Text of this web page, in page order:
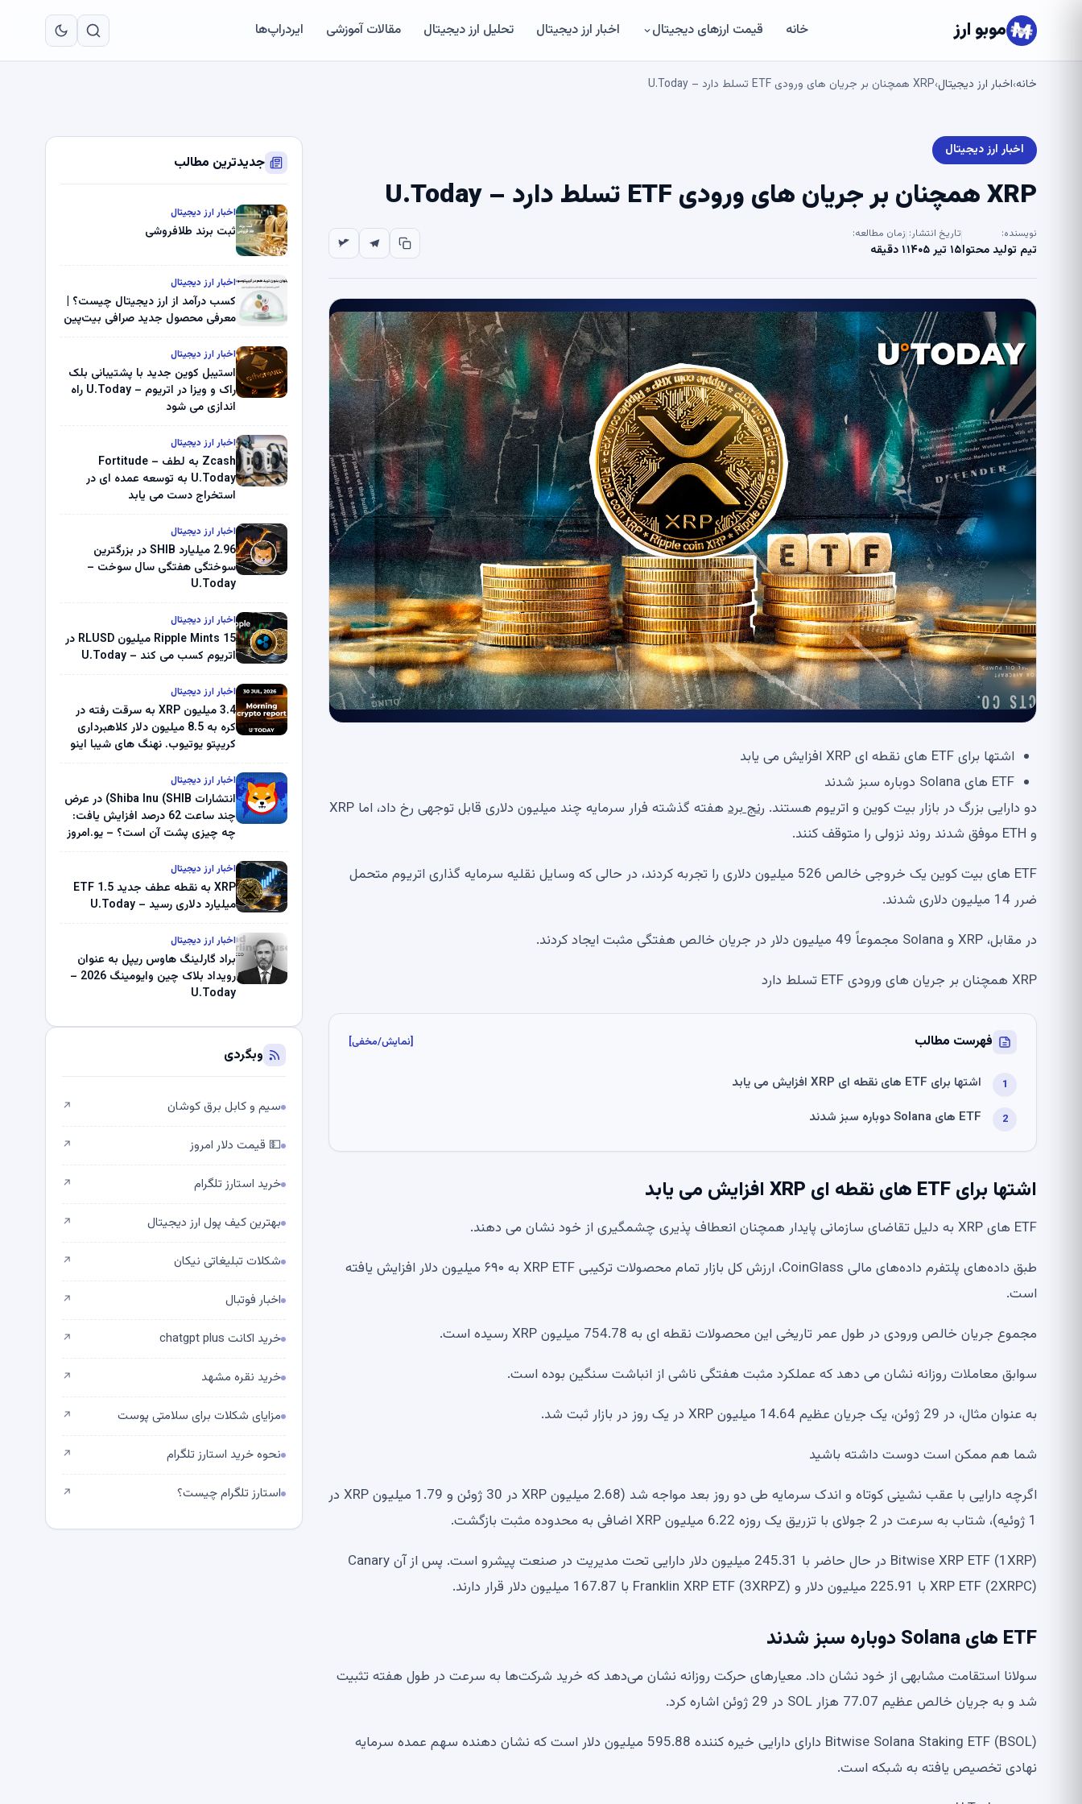
موبو ارز خانه قیمت ارزهای دیجیتال اخبار ارز دیجیتال تحلیل ارز دیجیتال مقالات آموزشی ایردراپ‌ها
خانه›اخبار ارز دیجیتال›XRP همچنان بر جریان های ورودی ETF تسلط دارد – U.Today
اخبار ارز دیجیتال
XRP همچنان بر جریان های ورودی ETF تسلط دارد – U.Today
نویسنده:
تیم تولید محتوا
تاریخ انتشار:
۱۵ تیر ۱۴۰۵
زمان مطالعه:
۱ دقیقه
اشتها برای ETF های نقطه ای XRP افزایش می یابد
ETF های Solana دوباره سبز شدند
دو دارایی بزرگ در بازار بیت کوین و اتریوم هستند. رنج برد
هفته گذشته فرار سرمایه چند میلیون دلاری قابل توجهی رخ داد، اما XRP
و ETH موفق شدند روند نزولی را متوقف کنند.
ETF های بیت کوین یک خروجی خالص 526 میلیون دلاری را تجربه کردند، در حالی که وسایل نقلیه سرمایه گذاری اتریوم متحمل
ضرر 14 میلیون دلاری شدند.
در مقابل، XRP و Solana مجموعاً 49 میلیون دلار در جریان خالص هفتگی مثبت ایجاد کردند.
XRP همچنان بر جریان های ورودی ETF تسلط دارد
فهرست مطالب [نمایش/مخفی]
اشتها برای ETF های نقطه ای XRP افزایش می یابد
ETF های Solana دوباره سبز شدند
اشتها برای ETF های نقطه ای XRP افزایش می یابد
ETF های XRP به دلیل تقاضای سازمانی پایدار همچنان انعطاف پذیری چشمگیری از خود نشان می دهند.
طبق داده‌های پلتفرم داده‌های مالی CoinGlass، ارزش کل بازار تمام محصولات ترکیبی XRP ETF به ۶۹۰ میلیون دلار افزایش یافته
است.
مجموع جریان خالص ورودی در طول عمر تاریخی این محصولات نقطه ای به 754.78 میلیون XRP رسیده است.
سوابق معاملات روزانه نشان می دهد که عملکرد مثبت هفتگی ناشی از انباشت سنگین بوده است.
به عنوان مثال، در 29 ژوئن، یک جریان عظیم 14.64 میلیون XRP در یک روز در بازار ثبت شد.
شما هم ممکن است دوست داشته باشید
اگرچه دارایی با عقب نشینی کوتاه و اندک سرمایه طی دو روز بعد مواجه شد (2.68 میلیون XRP در 30 ژوئن و 1.79 میلیون XRP در
1 ژوئیه)، شتاب به سرعت در 2 جولای با تزریق یک روزه 6.22 میلیون XRP اضافی به محدوده مثبت بازگشت.
Bitwise XRP ETF (1XRP) در حال حاضر با 245.31 میلیون دلار دارایی تحت مدیریت در صنعت پیشرو است. پس از آن Canary
XRP ETF (2XRPC) با 225.91 میلیون دلار و Franklin XRP ETF (3XRPZ) با 167.87 میلیون دلار قرار دارند.
ETF های Solana دوباره سبز شدند
سولانا استقامت مشابهی از خود نشان داد. معیارهای حرکت روزانه نشان می‌دهد که خرید شرکت‌ها به سرعت در طول هفته تثبیت
شد و به جریان خالص عظیم 77.07 هزار SOL در 29 ژوئن اشاره کرد.
Bitwise Solana Staking ETF (BSOL) دارای دارایی خیره کننده 595.88 میلیون دلار است که نشان دهنده سهم عمده سرمایه
نهادی تخصیص یافته به شبکه است.
جدیدترین مطالب
اخبار ارز دیجیتال
ثبت برند طلافروشی
اخبار ارز دیجیتال
کسب درآمد از ارز دیجیتال چیست؟ |
معرفی محصول جدید صرافی بیت‌پین
اخبار ارز دیجیتال
استیبل کوین جدید با پشتیبانی بلک
راک و ویزا در اتریوم – U.Today راه
اندازی می شود
اخبار ارز دیجیتال
Zcash به لطف Fortitude –
U.Today به توسعه عمده ای در
استخراج دست می یابد
اخبار ارز دیجیتال
2.96 میلیارد SHIB در بزرگترین
سوختگی هفتگی سال سوخت –
U.Today
اخبار ارز دیجیتال
Ripple Mints 15 میلیون RLUSD در
اتریوم کسب می کند – U.Today
اخبار ارز دیجیتال
3.4 میلیون XRP به سرقت رفته در
کره به 8.5 میلیون دلار کلاهبرداری
کریپتو یوتیوب. نهنگ های شیبا اینو
میلیون دلار U-Turn در بیت کوین را
ثبت کرد – گزارش کریپتو صبح –
U.Today
اخبار ارز دیجیتال
انتشارات Shiba Inu (SHIB) در عرض
چند ساعت 62 درصد افزایش یافت:
چه چیزی پشت آن است؟ – یو.امروز
اخبار ارز دیجیتال
XRP به نقطه عطف جدید ETF 1.5
میلیارد دلاری رسید – U.Today
اخبار ارز دیجیتال
براد گارلینگ هاوس ریپل به عنوان
رویداد بلاک چین وایومینگ 2026 –
U.Today
وبگردی
سیم و کابل برق کوشان ↗
💵 قیمت دلار امروز ↗
خرید استارز تلگرام ↗
بهترین کیف پول ارز دیجیتال ↗
شکلات تبلیغاتی نیکان ↗
اخبار فوتبال ↗
خرید اکانت chatgpt plus ↗
خرید نقره مشهد ↗
مزایای شکلات برای سلامتی پوست ↗
نحوه خرید استارز تلگرام ↗
استارز تلگرام چیست؟ ↗